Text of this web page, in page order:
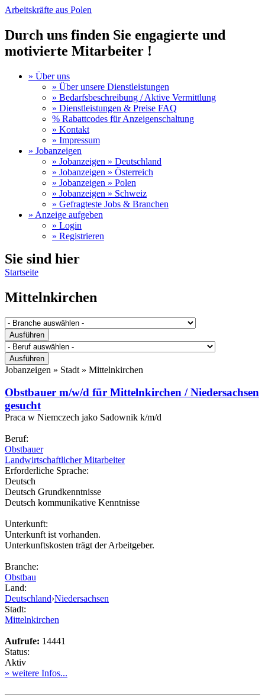
Arbeitskräfte aus Polen
Durch uns finden Sie engagierte und
motivierte Mitarbeiter !
» Über uns
» Über unsere Dienstleistungen
» Bedarfsbeschreibung / Aktive Vermittlung
» Dienstleistungen & Preise FAQ
% Rabattcodes für Anzeigenschaltung
» Kontakt
» Impressum
» Jobanzeigen
» Jobanzeigen » Deutschland
» Jobanzeigen » Österreich
» Jobanzeigen » Polen
» Jobanzeigen » Schweiz
» Gefragteste Jobs & Branchen
» Anzeige aufgeben
» Login
» Registrieren
Sie sind hier
Startseite
Mittelnkirchen
Jobanzeigen » Stadt » Mittelnkirchen
Obstbauer m/w/d für Mittelnkirchen / Niedersachsen
gesucht
Praca w Niemczech jako Sadownik k/m/d
Beruf:
Obstbauer
Landwirtschaftlicher Mitarbeiter
Erforderliche Sprache:
Deutsch
Deutsch Grundkenntnisse
Deutsch kommunikative Kenntnisse
Unterkunft:
Unterkunft ist vorhanden.
Unterkunftskosten trägt der Arbeitgeber.
Branche:
Obstbau
Land:
Deutschland›Niedersachsen
Stadt:
Mittelnkirchen
Aufrufe: 14441
Status:
Aktiv
» weitere Infos...